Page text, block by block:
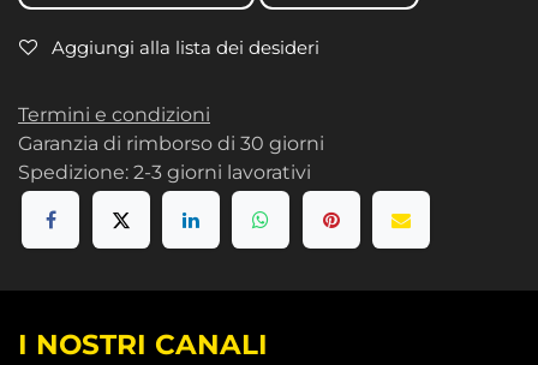
Aggiungi alla lista dei desideri
Termini e condizioni
Garanzia di rimborso di 30 giorni
Spedizione: 2-3 giorni lavorativi
I NOSTRI CANALI